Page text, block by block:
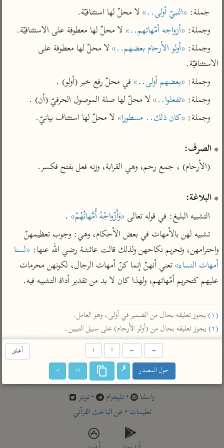
جمع الأقوال
تفسير ابن الجوزي
تفسير الماوردي
تفسير ابن القيم
تفسير ابن تيمية
عامّة
تفسير السمعاني
تفسير مكّي
للقاسمي
تفسير الثعالبي
تفسير السمرقندي
تفسير الثعلبي
تفسير الرازي
أخرى
نظم الدرر للبقاعي
لغة وبلاغة
عطية
البسيط للواحدي
تفسير أبي السعود
الكشاف للزمخشري
مركَّزة العبارة
جامع البيان للإيجي
تفسير البيضاوي
تفسير النسفي
الدر المنثور
تفسير ابن أبي حاتم
تفسير مقاتل
تفسير قتادة
اشترك لتصلك أخبار مشاريعنا
راسلنا •تليجرام •تويتر
تعليمات •عن الباحث القرآني
جملة: «النبيّ أولى..» لا محلّ لها استئنافيّة.
وجملة: «أزواجه أمّهاتهم..» لا محلّ لها معطوفة على الاستئنافيّة.
وجملة: «أولو الأرحام بعضهم..»
الاستئنافيّة.
وجملة: «بعضهم أولى..» في محلّ رفع خبر (أولو) .
وجملة: «تفعلوا..» لا محلّ لها صلة الموصول الحرفيّ (أن) .
وجملة: «كان ذلك.. مسطورا»
* الصرف:
* البلاغة:
التشبيه البليغ: في قوله تعالى «وَأَزْواجُهُ أُمَّهاتُهُمْ» .
واحترامهن، وتحريم نكاحهن ولذلك قالت عائشة رضي الله عنها:
أمهات النساء»
عليهم كتحريم أمّهاتهم، ولهذا كان لا بد من تقدير أداة التشبيه فيه.
(١)
يجوز تعليقه بحال من الضمير في أولى، وهو العامل.
(٢)
يجوز تعليقه بحال من (أولو الأرحام) على سبيل التبيين.
أغلق →
←
↑
↓
حول المصدر ا+ ا-